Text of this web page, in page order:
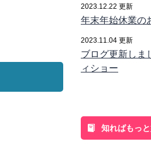
2023.12.22 更新
年末年始休業の
2023.11.04 更新
ブログ更新し
ィショー
知ればもっ